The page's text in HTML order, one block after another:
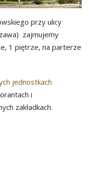
przy ulicy
zajmujemy
1 piętrze, na parterze
jednostkach
i
zakładkach.